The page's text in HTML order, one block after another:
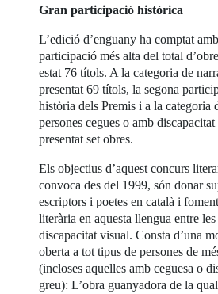
Gran participació històrica
L’edició d’enguany ha comptat
participació més alta del total
estat 76 títols. A la categoria de
presentat 69 títols, la segona
història dels Premis i a la categoria
persones cegues o amb
presentat set obres.
Els objectius d’aquest concurs
convoca des del 1999, són donar
escriptors i poetes en català i
literària en aquesta llengua entre
discapacitat visual. Consta d’una
oberta a tot tipus de persones de
(incloses aquelles amb ceguesa o
greu): L’obra guanyadora de la